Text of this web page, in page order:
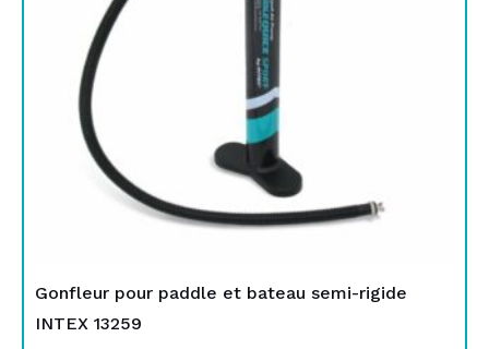
Gonfleur pour paddle et bateau semi-rigide
INTEX 13259